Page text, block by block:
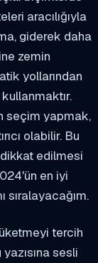
aracılığıyla
giderek daha
zemin
yollarından
seçim yapmak,
olabilir. Bu
dikkat edilmesi
en iyi
sıralayacağım.
tercih
sesli